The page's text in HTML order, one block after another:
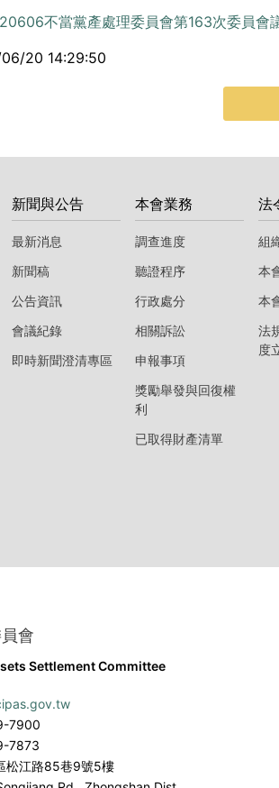
不當黨產處理委員會第163次委員會
20 14:29:50
新聞與公告
最新消息
新聞稿
公告資訊
會議紀錄
即時新聞澄清專區
本會業務
調查進度
聽證程序
行政處分
相關訴訟
申報事項
獎勵舉發與回復權
利
已取得財產清單
法
組
本
本
法
度
會
Settlement Committee
7900
7873
松江路85巷9號5樓